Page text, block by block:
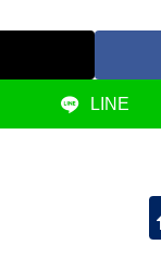
LINE